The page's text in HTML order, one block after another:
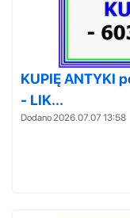
KUPIĘ ANTYKI
- LIK...
Dodano 2026.07.07 13:58